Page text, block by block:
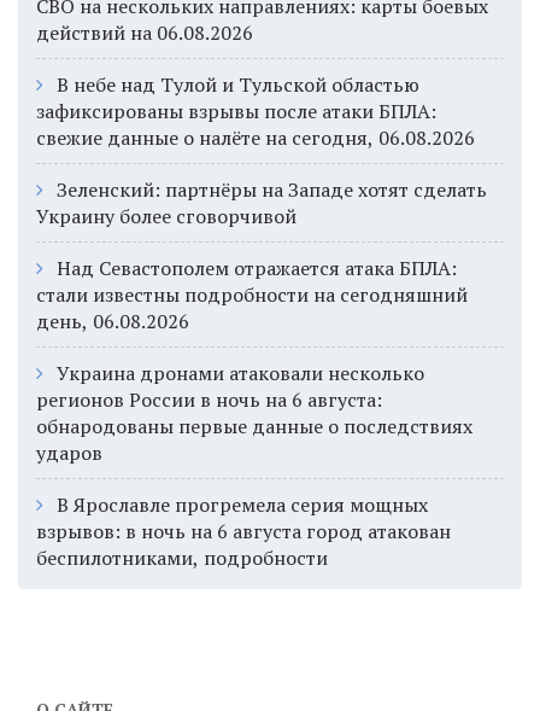
СВО на нескольких направлениях: карты боевых
действий на 06.08.2026
В небе над Тулой и Тульской областью
зафиксированы взрывы после атаки БПЛА:
свежие данные о налёте на сегодня, 06.08.2026
Зеленский: партнёры на Западе хотят сделать
Украину более сговорчивой
Над Севастополем отражается атака БПЛА:
стали известны подробности на сегодняшний
день, 06.08.2026
Украина дронами атаковали несколько
регионов России в ночь на 6 августа:
обнародованы первые данные о последствиях
ударов
В Ярославле прогремела серия мощных
взрывов: в ночь на 6 августа город атакован
беспилотниками, подробности